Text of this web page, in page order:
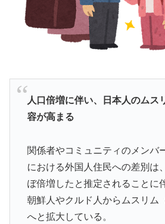
▶
海外「StumbleUponが恋しいんじ
トが面白すぎたんだ」1995〜2010
救助されて人の脚の下に潜り込む
▶
「アーセナルサポの好きなクラブ
▶
韓国人「熊本地震発生時の病院手
▶
海外「先進国で日本だけパスポー
何故なのか」
ワイ「飯食う前にうんちしたろ！
▶
海外「コーヒー1杯が6ドルって何
人口倍増に伴い、日本人のムス
容が高まる
関係者やコミュニティのメンバ
における外国人住民への差別は
ぼ倍増したと推定されることに
朝鮮人やクルド人からムスリム
へと拡大している。